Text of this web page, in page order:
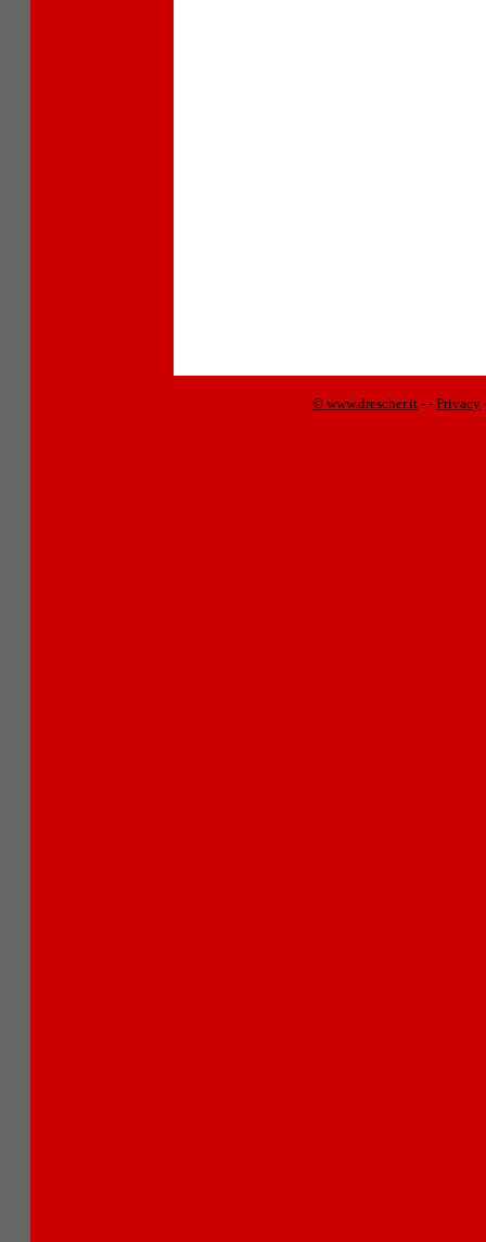
© www.drescher.it - - Privacy